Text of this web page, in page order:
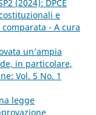
(2024): DPCE
e
- A cura
un’ampia
in particolare,
Vol. 5 No. 1
legge